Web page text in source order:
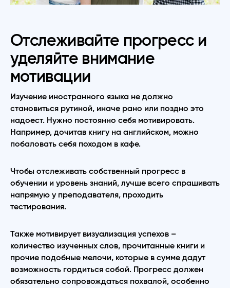
Отслеживайте прогресс и
уделяйте внимание
мотивации
Изучение иностранного языка не должно
становиться рутиной, иначе рано или поздно это
надоест. Нужно постоянно себя мотивировать.
Например, дочитав книгу на английском, можно
побаловать себя походом в кафе.
Чтобы отслеживать собственный прогресс в
обучении и уровень знаний, лучше всего спрашивать
напрямую у преподавателя, проходить
тестирования.
Также мотивирует визуализация успехов –
количество изученных слов, прочитанные книги и
прочие подобные мелочи, которые в сумме дадут
возможность гордиться собой. Прогресс должен
обязательно сопровождаться похвалой, особенно